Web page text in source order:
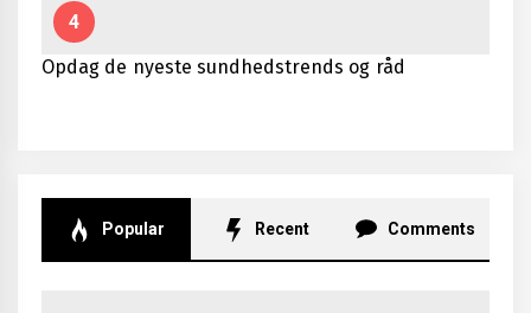
4
Opdag de nyeste sundhedstrends og råd
Popular Recent Comments